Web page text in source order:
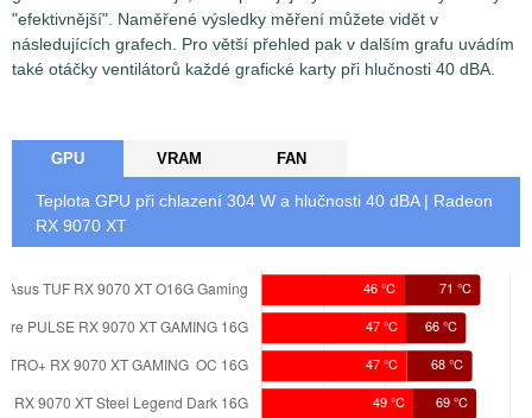
"efektivnější". Naměřené výsledky měření můžete vidět v
následujících grafech. Pro větší přehled pak v dalším grafu uvádím
také otáčky ventilátorů každé grafické karty při hlučnosti 40 dBA.
GPU VRAM FAN
Teplota GPU při chlazení 304 W a hlučnosti 40 dBA | Radeon
RX 9070 XT